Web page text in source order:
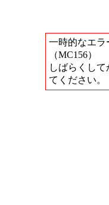
一時的なエラ
（MC156）
しばらくし
てください。